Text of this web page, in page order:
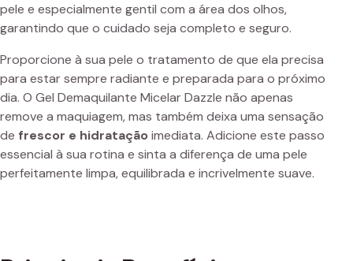
pele e especialmente gentil com a área dos olhos,
garantindo que o cuidado seja completo e seguro.
Proporcione à sua pele o tratamento de que ela precisa
para estar sempre radiante e preparada para o próximo
dia. O Gel Demaquilante Micelar Dazzle não apenas
remove a maquiagem, mas também deixa uma sensação
de frescor e hidratação imediata. Adicione este passo
essencial à sua rotina e sinta a diferença de uma pele
perfeitamente limpa, equilibrada e incrivelmente suave.